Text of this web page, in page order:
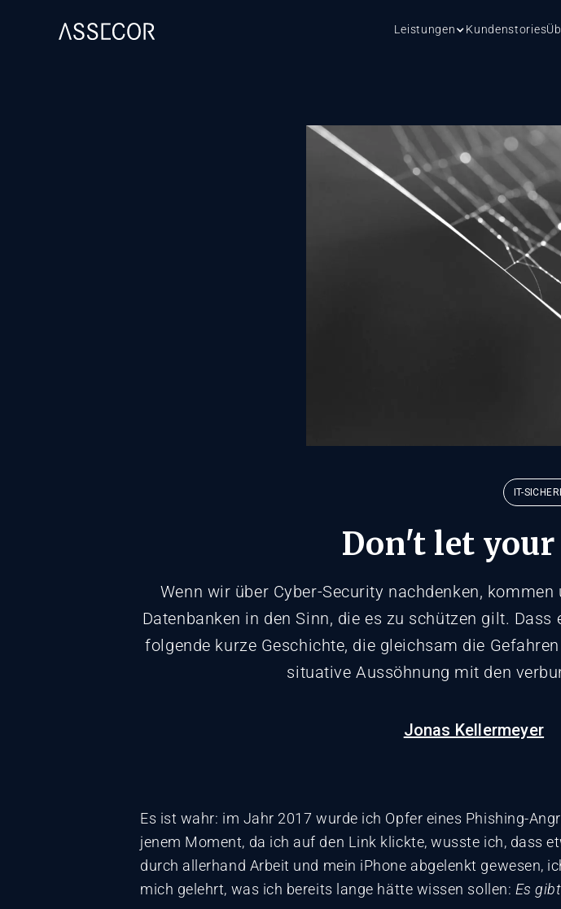
Leistungen Kundenstories
IT-
Don't let
Wenn wir über Cyber-Security nachdenken,
Datenbanken in den Sinn, die es zu schützen gilt.
folgende kurze Geschichte, die gleichsam die
situative Aussöhnung mit den
Jonas Kellermeyer
Es ist wahr: im Jahr 2017 wurde ich Opfer eines Phishing-
jenem Moment, da ich auf den Link klickte, wusste ich, dass
durch allerhand Arbeit und mein iPhone abgelenkt gewesen,
mich gelehrt, was ich bereits lange hätte wissen sollen: Es